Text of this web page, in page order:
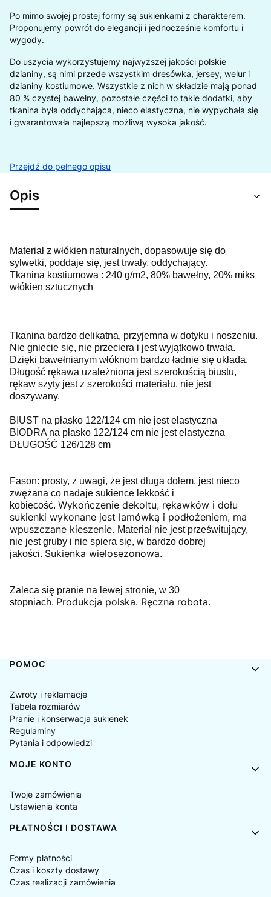
Po mimo swojej prostej formy są sukienkami z charakterem.
Proponujemy powrót do elegancji i jednocześnie komfortu i
wygody.
Do uszycia wykorzystujemy najwyższej jakości polskie
dzianiny, są nimi przede wszystkim dresówka, jersey, welur i
dzianiny kostiumowe. Wszystkie z nich w składzie mają ponad
80 % czystej bawełny, pozostałe części to takie dodatki, aby
tkanina była oddychająca, nieco elastyczna, nie wypychała się
i gwarantowała najlepszą możliwą wysoka jakość.
Przejdź do pełnego opisu
Opis
Materiał z włókien naturalnych, dopasowuje się do
sylwetki, poddaje się, jest trwały, oddychający.
Tkanina kostiumowa : 240 g/m2, 80% bawełny, 20% miks
włókien sztucznych
Tkanina bardzo delikatna, przyjemna w dotyku i noszeniu.
Nie gniecie się, nie przeciera i jest wyjątkowo trwała.
Dzięki bawełnianym włóknom bardzo ładnie się układa.
Długość rękawa uzależniona jest szerokością biustu,
rękaw szyty jest z szerokości materiału, nie jest
doszywany.
BIUST na płasko 122/124 cm nie jest elastyczna
BIODRA na płasko 122/124 cm nie jest elastyczna
DŁUGOŚĆ 126/128 cm
Fason: prosty, z uwagi, że jest długa dołem, jest nieco
zwężana co nadaje sukience lekkość i
kobiecość. Wykończenie dekoltu, rękawków i dołu
sukienki wykonane jest lamówką i podłożeniem, ma
wpuszczane kieszenie. Materiał nie jest prześwitujący,
nie jest gruby i nie spiera się, w bardzo dobrej
jakości. Sukienka wielosezonowa.
Zaleca się pranie na lewej stronie, w 30
stopniach. Produkcja polska. Ręczna robota.
Linki w stopce
POMOC
Zwroty i reklamacje
Tabela rozmiarów
Pranie i konserwacja sukienek
Regulaminy
Pytania i odpowiedzi
MOJE KONTO
Twoje zamówienia
Ustawienia konta
PŁATNOŚCI I DOSTAWA
Formy płatności
Czas i koszty dostawy
Czas realizacji zamówienia